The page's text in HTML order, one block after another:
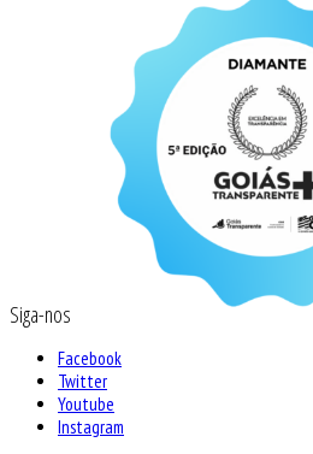
Siga-nos
Facebook
Twitter
Youtube
Instagram